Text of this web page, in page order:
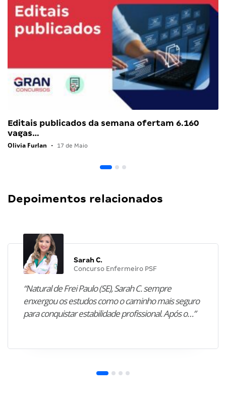
Editais publicados da semana ofertam 6.160
vagas…
Olivia Furlan • 17 de Maio
Depoimentos relacionados
Sarah C.
Concurso Enfermeiro PSF
“Natural de Frei Paulo (SE), Sarah C. sempre
enxergou os estudos como o caminho mais seguro
para conquistar estabilidade profissional. Após o…”